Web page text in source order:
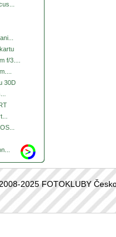
f/3....
30D
2025 FOTOKLUBY